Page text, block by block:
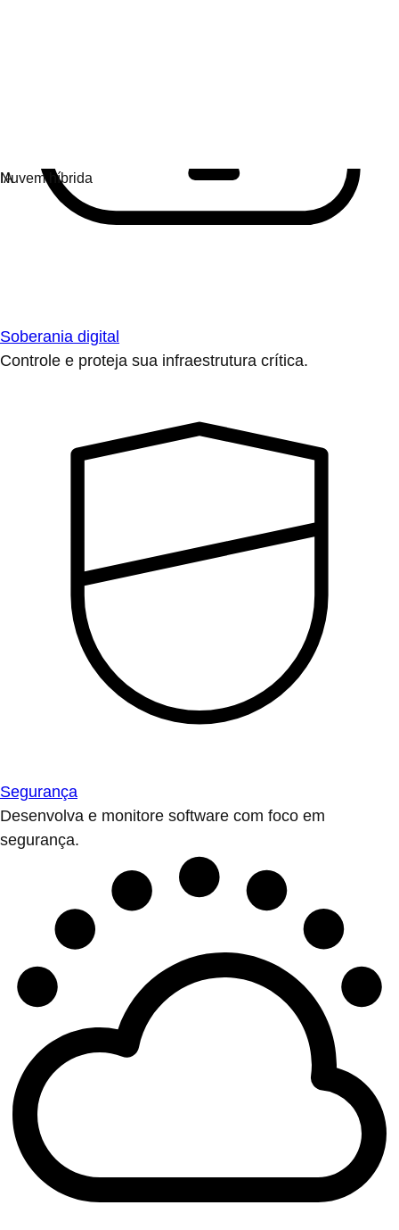
Soberania digital
Controle e proteja sua infraestrutura crítica.
Segurança
Desenvolva e monitore software com foco em
segurança.